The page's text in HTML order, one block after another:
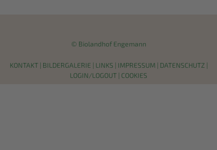
© Biolandhof Engemann
KONTAKT| BILDERGALERIE | LINKS | IMPRESSUM | DATENSCHUTZ |
LOGIN/LOGOUT | COOKIES